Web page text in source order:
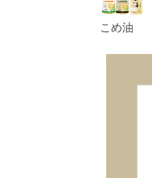
こめ油